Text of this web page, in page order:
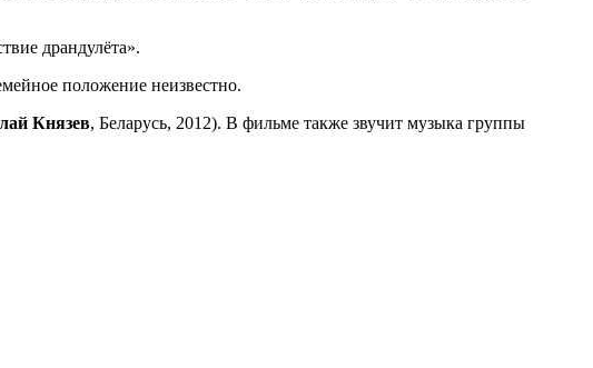
драндулёта».
положение неизвестно.
Князев, Беларусь, 2012). В фильме также звучит музыка группы